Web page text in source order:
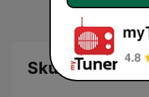
Skuizz Tech-